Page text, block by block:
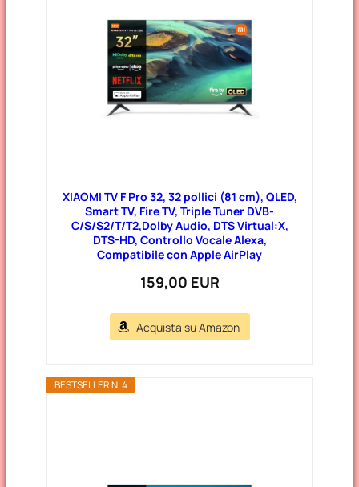
XIAOMI TV F Pro 32, 32 pollici (81 cm), QLED,
Smart TV, Fire TV, Triple Tuner DVB-
C/S/S2/T/T2,Dolby Audio, DTS Virtual:X,
DTS-HD, Controllo Vocale Alexa,
Compatibile con Apple AirPlay
159,00 EUR
Acquista su Amazon
BESTSELLER N. 4